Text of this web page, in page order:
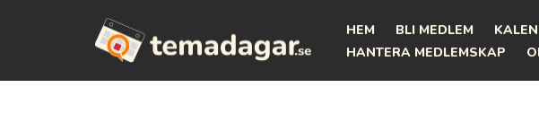
HEM BLI MEDLEM
HANTERA MEDLEMSKAP